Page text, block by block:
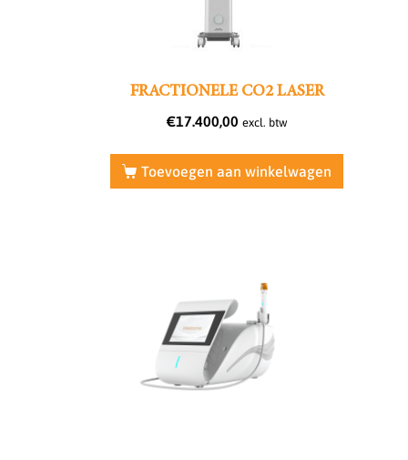
FRACTIONELE CO2 LASER
€17.400,00 excl. btw
Toevoegen aan winkelwagen